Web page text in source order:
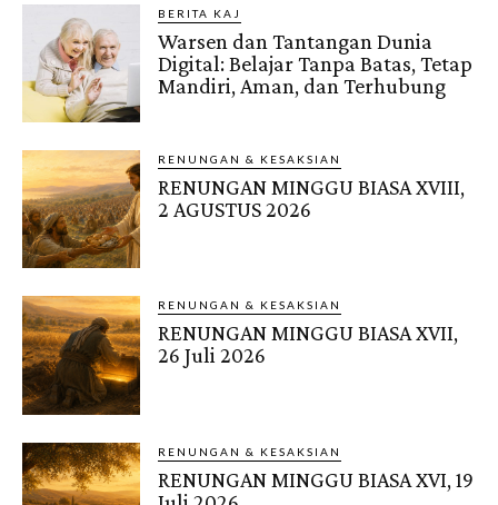
BERITA KAJ
Warsen dan Tantangan Dunia
Digital: Belajar Tanpa Batas, Tetap
Mandiri, Aman, dan Terhubung
RENUNGAN & KESAKSIAN
RENUNGAN MINGGU BIASA XVIII,
2 AGUSTUS 2026
RENUNGAN & KESAKSIAN
RENUNGAN MINGGU BIASA XVII,
26 Juli 2026
RENUNGAN & KESAKSIAN
RENUNGAN MINGGU BIASA XVI, 19